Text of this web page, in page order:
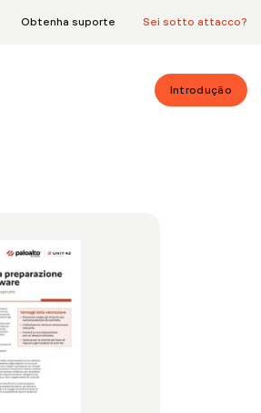
Obtenha suporte Sei sotto attacco?
Introdução